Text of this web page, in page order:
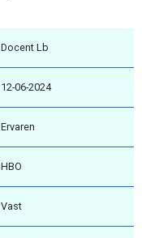
Docent Lb
12-06-2024
Ervaren
HBO
Vast